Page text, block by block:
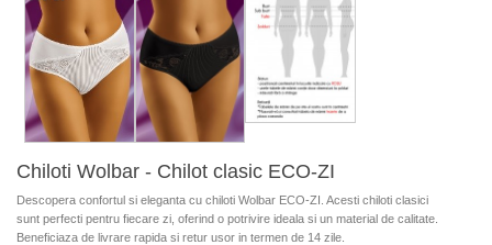
Chiloti Wolbar - Chilot clasic ECO-ZI
Descopera confortul si eleganta cu chiloti Wolbar ECO-ZI. Acesti chiloti clasici
sunt perfecti pentru fiecare zi, oferind o potrivire ideala si un material de calitate.
Beneficiaza de livrare rapida si retur usor in termen de 14 zile.